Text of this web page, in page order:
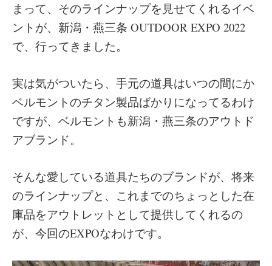
まって、そのラインナップを見せてくれるイベ
ントが、新潟・燕三条 OUTDOOR EXPO 2022
で、行ってきました。
実は気がついたら、手元の道具はいつの間にか
ベルモントのチタン製品ばかりになってるわけ
ですが、ベルモントも新潟・燕三条のアウトド
アブランド。
そんな愛している道具たちのブランドが、将来
のラインナップと、これまでのちょっとした在
庫品をアウトレットとして提供してくれるの
が、今回のEXPOなわけです。